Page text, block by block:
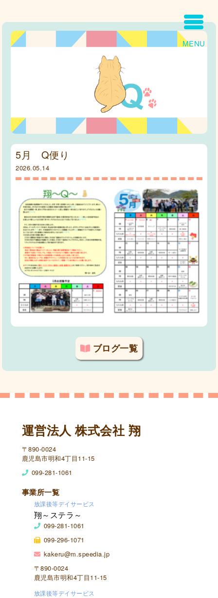
MENU
5月 Q便り
2026.05.14
ブログ一覧
運営法人 株式会社 翔
〒890-0024
鹿児島市明和4丁目11-15
099-281-1061
事業所一覧
放課後等デイサービス
翔～ステラ～
099-281-1061
099-296-1071
kakeru@m.speedia.jp
〒890-0024
鹿児島市明和4丁目11-15
放課後等デイサービス